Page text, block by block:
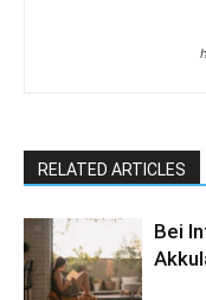
RELATED ARTICLES
Bei